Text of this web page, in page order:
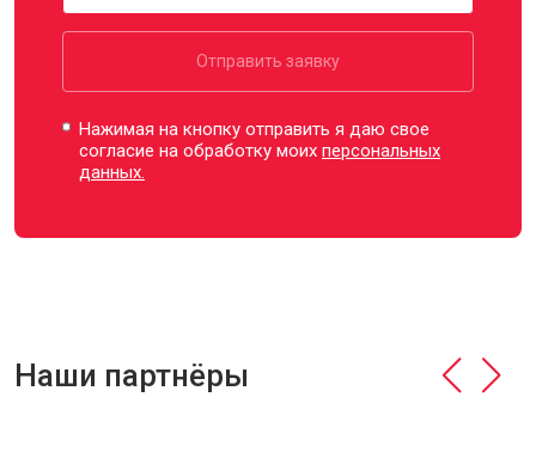
Отправить заявку
Нажимая на кнопку отправить я даю свое
согласие на обработку моихперсональных
данных.
Наши партнёры